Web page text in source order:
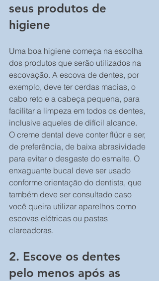
seus produtos de
higiene
Uma boa higiene começa na escolha
dos produtos que serão utilizados na
escovação. A escova de dentes, por
exemplo, deve ter cerdas macias, o
cabo reto e a cabeça pequena, para
facilitar a limpeza em todos os dentes,
inclusive aqueles de difícil alcance.
O creme dental deve conter flúor e ser,
de preferência, de baixa abrasividade
para evitar o desgaste do esmalte. O
enxaguante bucal deve ser usado
conforme orientação do dentista, que
também deve ser consultado caso
você queira utilizar aparelhos como
escovas elétricas ou pastas
clareadoras.
2. Escove os dentes
pelo menos após as